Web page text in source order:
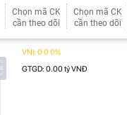
Chọn mã CK
cần theo dõi
Chọn mã CK
cần theo dõi